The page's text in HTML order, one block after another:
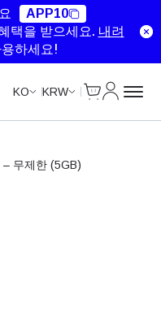
APP10
택을 받으세요. 내려
하세요!
KO KRW
무제한 (5GB)
Unlimited Data
Unlimited Data
Unlimited Data
Unlimited Data